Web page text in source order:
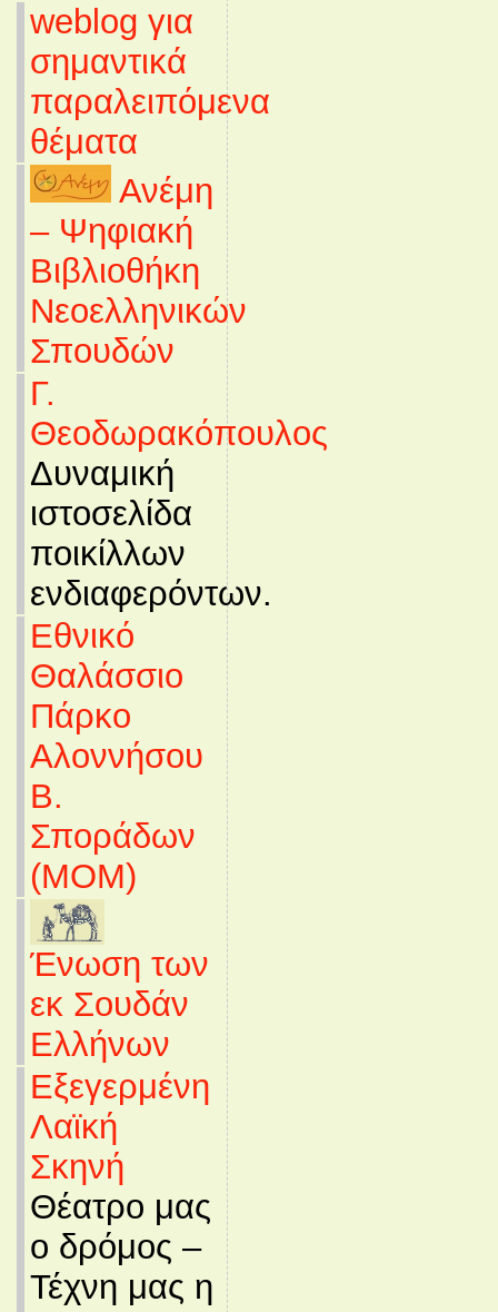
weblog για
σημαντικά
παραλειπόμενα
θέματα
Ανέμη
– Ψηφιακή
Βιβλιοθήκη
Νεοελληνικών
Σπουδών
Γ.
Θεοδωρακόπουλος
Δυναμική
ιστοσελίδα
ποικίλλων
ενδιαφερόντων.
Εθνικό
Θαλάσσιο
Πάρκο
Αλοννήσου
Β.
Σποράδων
(MOM)
Ένωση των
εκ Σουδάν
Ελλήνων
Εξεγερμένη
Λαϊκή
Σκηνή
Θέατρο μας
ο δρόμος –
Τέχνη μας η